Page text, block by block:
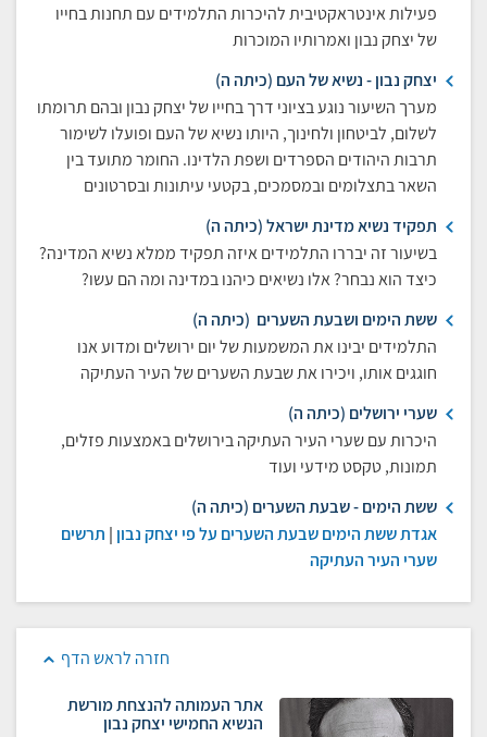
פעילות אינטראקטיבית להיכרות התלמידים עם תחנות בחייו
של יצחק נבון ואמרותיו המוכרות
יצחק נבון - נשיא של העם (כיתה ה)
מערך השיעור נוגע בציוני דרך בחייו של יצחק נבון ובהם תרומתו
לשלום, לביטחון ולחינוך, היותו נשיא של העם ופועלו לשימור
תרבות היהודים הספרדים ושפת הלדינו. החומר מתועד בין
השאר בתצלומים ובמסמכים, בקטעי עיתונות ובסרטונים
תפקיד נשיא מדינת ישראל (כיתה ה)
בשיעור זה יבררו התלמידים איזה תפקיד ממלא נשיא המדינה?
כיצד הוא נבחר? אלו נשיאים כיהנו במדינה ומה הם עשו?
ששת הימים ושבעת השערים (כיתה ה)
התלמידים יבינו את המשמעות של יום ירושלים ומדוע אנו
חוגגים אותו, ויכירו את שבעת השערים של העיר העתיקה
שערי ירושלים (כיתה ה)
היכרות עם שערי העיר העתיקה בירושלים באמצעות פזלים,
תמונות, טקסט מידעי ועוד
ששת הימים - שבעת השערים (כיתה ה)
אגדת ששת הימים שבעת השערים על פי יצחק נבון | תרשים
שערי העיר העתיקה
חזרה לראש הדף
אתר העמותה להנצחת מורשת
הנשיא החמישי יצחק נבון